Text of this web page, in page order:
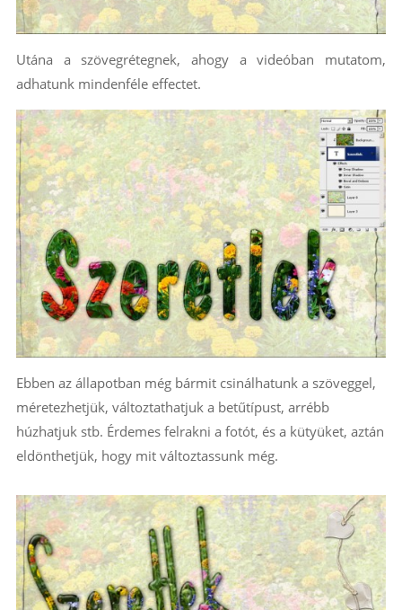
Utána a szövegrétegnek, ahogy a videóban mutatom,
adhatunk mindenféle effectet.
Ebben az állapotban még bármit csinálhatunk a szöveggel,
méretezhetjük, változtathatjuk a betűtípust, arrébb
húzhatjuk stb. Érdemes felrakni a fotót, és a kütyüket, aztán
eldönthetjük, hogy mit változtassunk még.